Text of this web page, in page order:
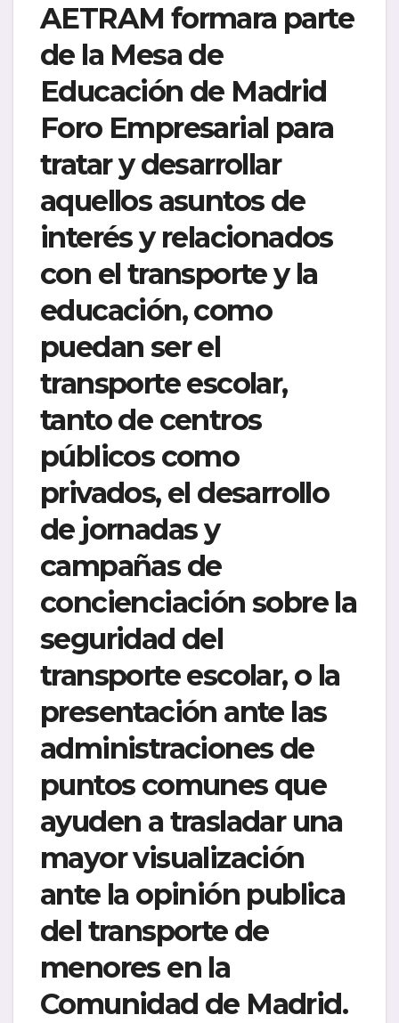
AETRAM formara parte
de la Mesa de
Educación de Madrid
Foro Empresarial para
tratar y desarrollar
aquellos asuntos de
interés y relacionados
con el transporte y la
educación, como
puedan ser el
transporte escolar,
tanto de centros
públicos como
privados, el desarrollo
de jornadas y
campañas de
concienciación sobre la
seguridad del
transporte escolar, o la
presentación ante las
administraciones de
puntos comunes que
ayuden a trasladar una
mayor visualización
ante la opinión publica
del transporte de
menores en la
Comunidad de Madrid.